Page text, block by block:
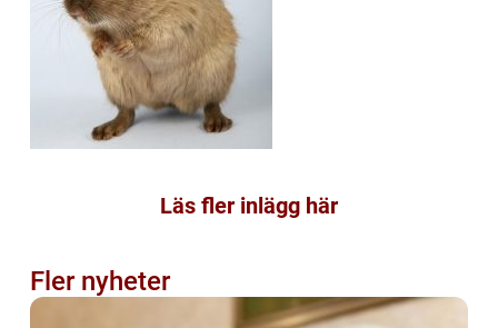
Läs fler inlägg här
Fler nyheter